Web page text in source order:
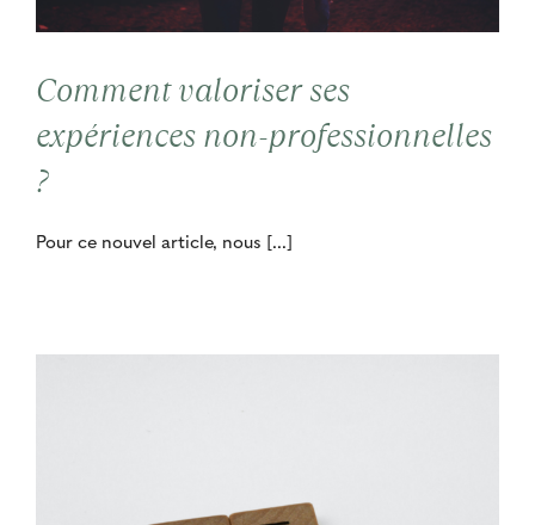
Comment valoriser ses
expériences non-professionnelles
?
Pour ce nouvel article, nous [...]